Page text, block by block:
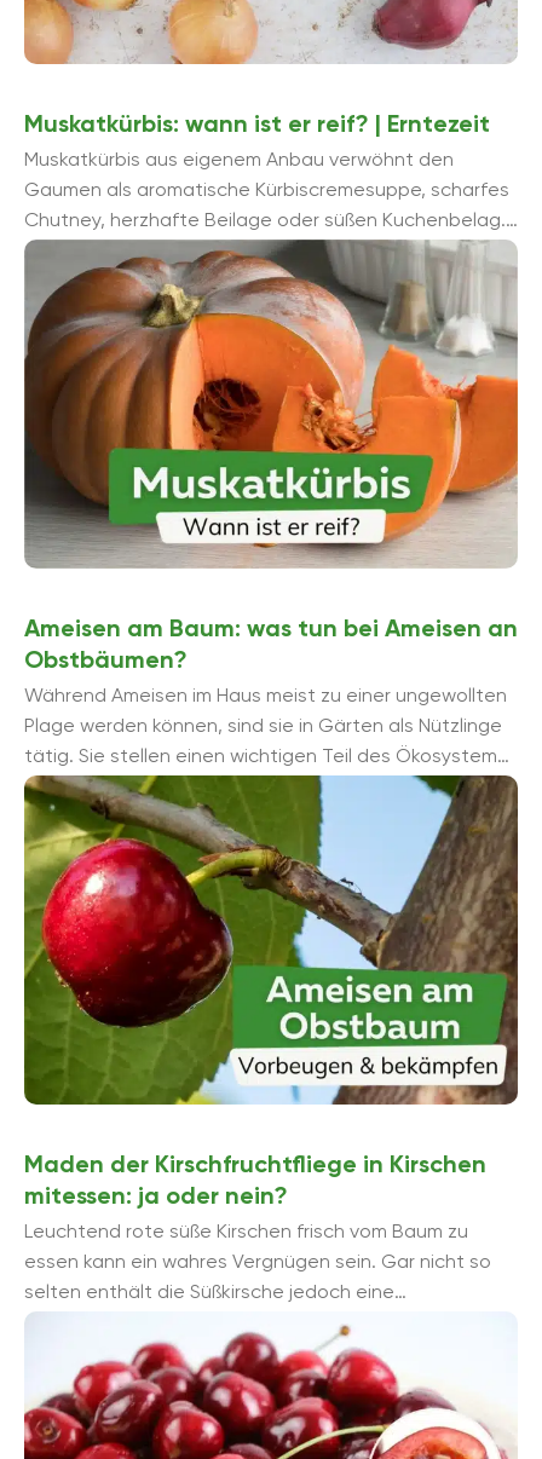
Muskatkürbis: wann ist er reif? | Erntezeit
Muskatkürbis aus eigenem Anbau verwöhnt den
Gaumen als aromatische Kürbiscremesuppe, scharfes
Chutney, herzhafte Beilage oder süßen Kuchenbelag.
Der Gourmet im Hausgärtner weiß, dass nur reife ...
Ameisen am Baum: was tun bei Ameisen an
Obstbäumen?
Während Ameisen im Haus meist zu einer ungewollten
Plage werden können, sind sie in Gärten als Nützlinge
tätig. Sie stellen einen wichtigen Teil des Ökosystems
...
Maden der Kirschfruchtfliege in Kirschen
mitessen: ja oder nein?
Leuchtend rote süße Kirschen frisch vom Baum zu
essen kann ein wahres Vergnügen sein. Gar nicht so
selten enthält die Süßkirsche jedoch eine
unerwünschte „Fleischeinlage“. ...